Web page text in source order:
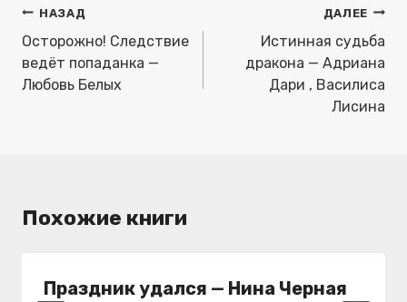
Навигация
по
записям
НАЗАД
Осторожно! Следствие
ведёт попаданка —
Любовь Белых
ДАЛЕЕ
Истинная судьба
дракона — Адриана
Дари , Василиса
Лисина
Похожие книги
Праздник удался — Нина Черная